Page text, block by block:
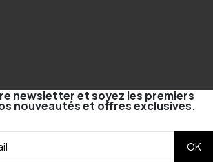
newsletter et soyez les premiers
nouveautés et offres exclusives.